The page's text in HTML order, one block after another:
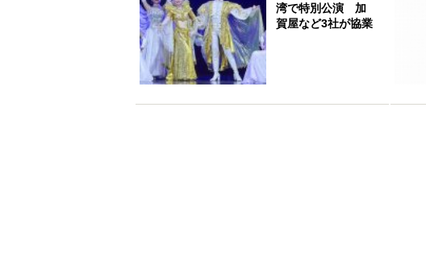
湾で特別公演 加
賀屋など3社が協業